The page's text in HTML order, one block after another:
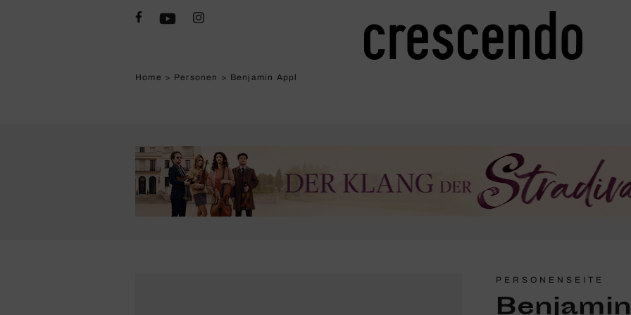
Home > Personen > Benjamin Appl
PERSONENSEITE